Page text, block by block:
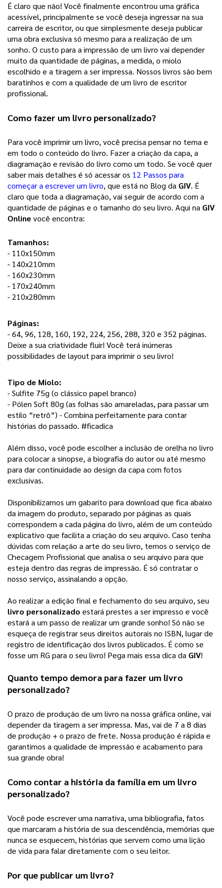
É claro que não! Você finalmente encontrou uma gráfica
acessível, principalmente se você deseja ingressar na sua
carreira de escritor, ou que simplesmente deseja publicar
uma obra exclusiva só mesmo para a realização de um
sonho. O custo para a impressão de um livro vai depender
muito da quantidade de páginas, a medida, o miolo
escolhido e a tiragem a ser impressa. Nossos livros são bem
baratinhos e com a qualidade de um livro de escritor
profissional.
Como fazer um livro personalizado?
Para você imprimir um livro, você precisa pensar no tema e
em todo o conteúdo do livro. Fazer a criação da capa, a
diagramação e revisão do livro como um todo. Se você quer
saber mais detalhes é só acessar os 12 Passos para
começar a escrever um livro, que está no Blog da GIV. É
claro que toda a diagramação, vai seguir de acordo com a
quantidade de páginas e o tamanho do seu livro. Aqui na GIV
Online você encontra:
Tamanhos:
- 110x150mm
- 140x210mm
- 160x230mm
- 170x240mm
- 210x280mm
Páginas:
Deixe a sua criatividade fluir! Você terá inúmeras
possibilidades de layout para imprimir o seu livro!
Tipo de Miolo:
- Sulfite 75g (o clássico papel branco)
- Pólen Soft 80g (as folhas são amareladas, para passar um
estilo “retrô”) - Combina perfeitamente para contar
histórias do passado. #ficadica
Além disso, você pode escolher a inclusão de orelha no livro
para colocar a sinopse, a biografia do autor ou até mesmo
para dar continuidade ao design da capa com fotos
exclusivas.
Disponibilizamos um gabarito para download que fica abaixo
da imagem do produto, separado por páginas as quais
correspondem a cada página do livro, além de um conteúdo
explicativo que facilita a criação do seu arquivo. Caso tenha
dúvidas com relação a arte do seu livro, temos o serviço de
Checagem Profissional que analisa o seu arquivo para que
esteja dentro das regras de impressão. É só contratar o
nosso serviço, assinalando a opção.
livro personalizado estará prestes a ser impresso e você
estará a um passo de realizar um grande sonho! Só não se
esqueça de registrar seus direitos autorais no ISBN, lugar de
registro de identificação dos livros publicados. É como se
fosse um RG para o seu livro! Pega mais essa dica da GIV!
Quanto tempo demora para fazer um livro
personalizado?
O prazo de produção de um livro na nossa gráfica online, vai
depender da tiragem a ser impressa. Mas, vai de 7 a 8 dias
de produção + o prazo de frete. Nossa produção é rápida e
garantimos a qualidade de impressão e acabamento para
sua grande obra!
Como contar a história da família em um livro
personalizado?
Você pode escrever uma narrativa, uma bibliografia, fatos
que marcaram a história de sua descendência, memórias que
nunca se esquecem, histórias que servem como uma lição
de vida para falar diretamente com o seu leitor.
Por que publicar um livro?